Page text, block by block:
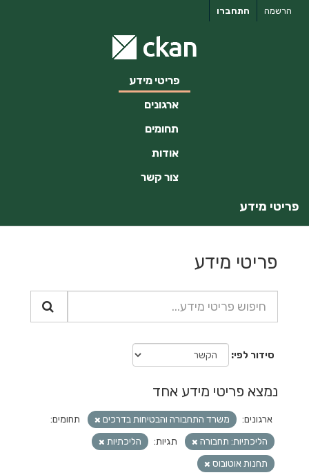
התחברו הרשמה
פריטי מידע
ארגונים
תחומים
אודות
צור קשר
פריטי מידע
פריטי מידע
סידור לפי
נמצא פריטי מידע אחד
ארגונים: משרד התחבורה והבטיחות בדרכים
תחומים:
הליכתיות: תחבורה
תגיות:
הליכתיות
תחנות אוטובוס